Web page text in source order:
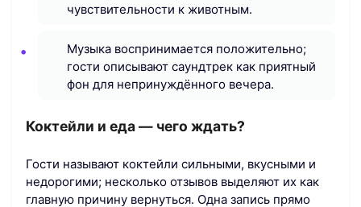
чувствительности к животным.
Музыка воспринимается положительно;
гости описывают саундтрек как приятный
фон для непринуждённого вечера.
Коктейли и еда — чего ждать?
Гости называют коктейли сильными, вкусными и
недорогими; несколько отзывов выделяют их как
главную причину вернуться. Одна запись прямо